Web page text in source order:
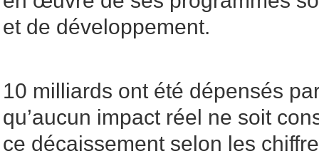
et de développement.
10 milliards ont été dépensés
qu’aucun impact réel ne soit
ce décaissement selon les